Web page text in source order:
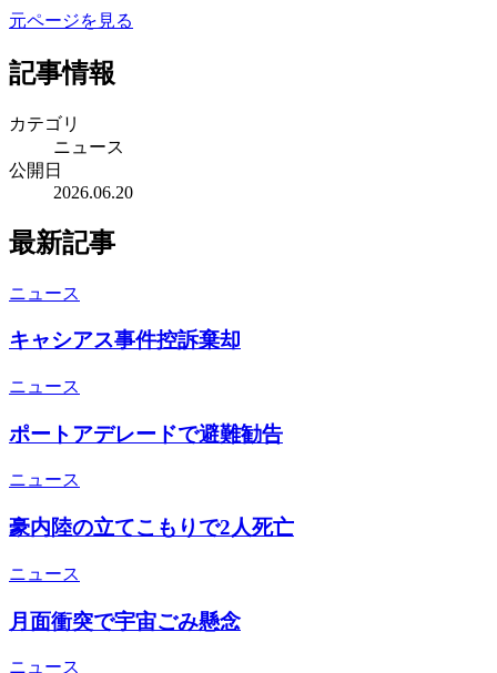
元ページを見る
記事情報
カテゴリ
ニュース
公開日
2026.06.20
最新記事
ニュース
キャシアス事件控訴棄却
ニュース
ポートアデレードで避難勧告
ニュース
豪内陸の立てこもりで2人死亡
ニュース
月面衝突で宇宙ごみ懸念
ニュース